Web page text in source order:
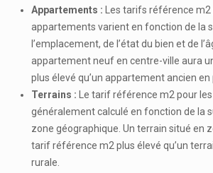
Appartements :
Les tarifs référence m2
appartements varient en fonction de la
l’emplacement, de l’état du bien et de
appartement neuf en centre-ville aura
plus élevé qu’un appartement ancien en
Terrains :
Le tarif référence m2 pour
généralement calculé en fonction de la
zone géographique. Un terrain situé en
tarif référence m2 plus élevé qu’un
rurale.